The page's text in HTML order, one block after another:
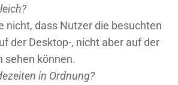
nicht, dass Nutzer die besuchten
der Desktop-, nicht aber auf der
sehen können.
in Ordnung?